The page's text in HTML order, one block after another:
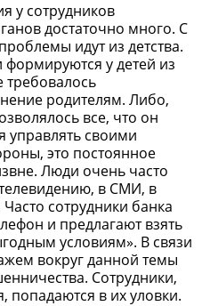
у сотрудников
достаточно много. С
идут из детства.
у детей из
требовалось
родителям. Либо,
все, что он
управлять своими
это постоянное
Люди очень часто
в СМИ, в
сотрудники банка
и предлагают взять
условиям». В связи
вокруг данной темы
Сотрудники,
попадаются в их уловки.